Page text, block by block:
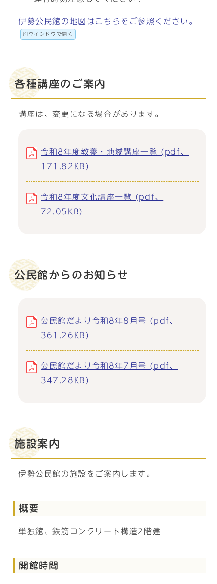
伊勢公民館の地図はこちらをご参照ください。
別ウィンドウで開く
各種講座のご案内
講座は、変更になる場合があります。
令和8年度教養・地域講座一覧 (pdf、
171.82KB)
令和8年度文化講座一覧 (pdf、
72.05KB)
公民館からのお知らせ
公民館だより令和8年8月号 (pdf、
361.26KB)
公民館だより令和8年7月号 (pdf、
347.28KB)
施設案内
伊勢公民館の施設をご案内します。
概要
単独館、鉄筋コンクリート構造2階建
開館時間